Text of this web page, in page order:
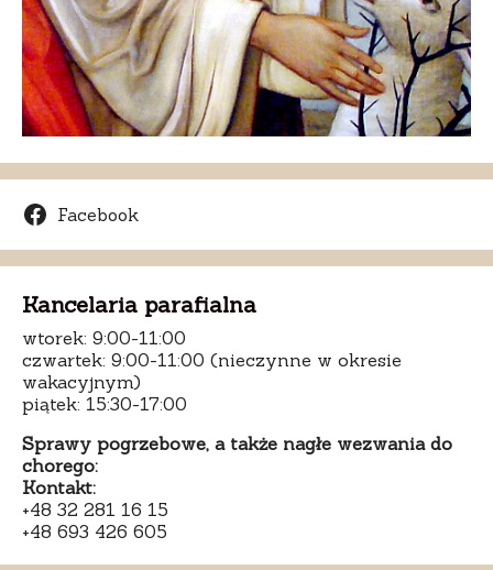
Facebook
Kancelaria parafialna
wtorek: 9:00-11:00
czwartek: 9:00-11:00 (nieczynne w okresie
wakacyjnym)
piątek: 15:30-17:00
Sprawy pogrzebowe, a także nagłe wezwania do
chorego:
Kontakt:
+48 32 281 16 15
+48 693 426 605